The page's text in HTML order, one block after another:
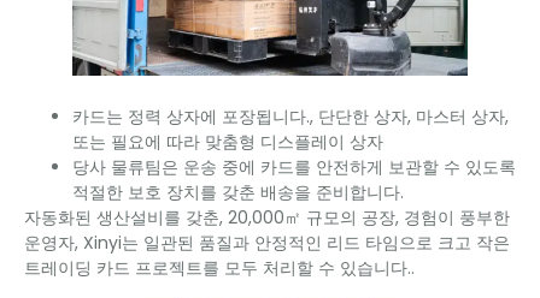
카드는 정력 상자에 포장됩니다., 단단한 상자, 마스터 상자,
또는 필요에 따라 맞춤형 디스플레이 상자
당사 물류팀은 운송 중에 카드를 안전하게 보관할 수 있도록
적절한 보호 장치를 갖춘 배송을 준비합니다.
자동화된 생산설비를 갖춘, 20,000㎡ 규모의 공장, 경험이 풍부한
운영자, Xinyi는 일관된 품질과 안정적인 리드 타임으로 크고 작은
트레이딩 카드 프로젝트를 모두 처리할 수 있습니다..